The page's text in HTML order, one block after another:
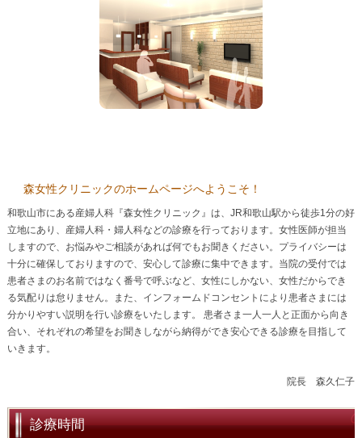
森女性クリニックのホームページへようこそ！
和歌山市にある産婦人科『森女性クリニック』は、JR和歌山駅から徒歩1分の好
立地にあり、産婦人科・婦人科などの診療を行っております。女性医師が担当
しますので、お悩みやご相談があれば何でもお聞きください。プライバシーは
十分に確保しておりますので、安心して診療に集中できます。当院の受付では
患者さまのお名前ではなく番号で呼ぶなど、女性にしかない、女性だからでき
る気配りは怠りません。また、インフォームドコンセントにより患者さまには
分かりやすい説明を行い診療をいたします。 患者さま一人一人と正面から向き
合い、それぞれの希望をお聞きしながら納得ができ安心できる診療を目指して
いきます。
院長 森久仁子
診療時間